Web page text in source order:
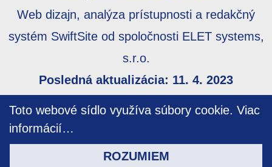
Toto webové sídlo využíva súbory cookie. Viac
informácií…
ROZUMIEM
Web dizajn, analýza prístupnosti a redakčný
systém SwiftSite od spoločnosti ELET systems,
s.r.o.
Posledná aktualizácia: 11. 4. 2023
prístupnosti